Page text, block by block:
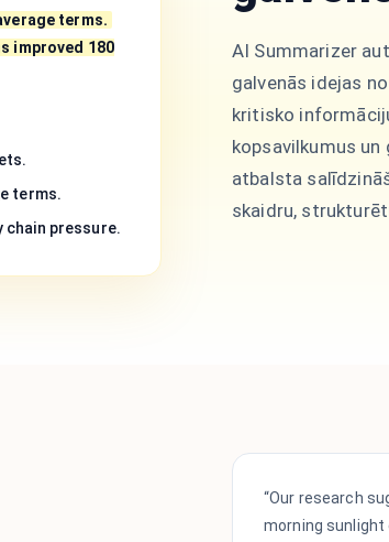
terms.
improved 180
terms.
chain pressure.
AI Summarizer
galvenās idejas
kritisko
kopsavilkumus
atbalsta
skaidru,
“Our research
morning sunlight